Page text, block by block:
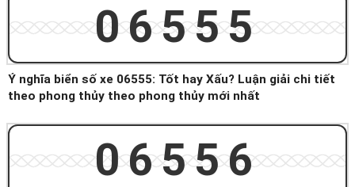
06555
Ý nghĩa biển số xe 06555: Tốt hay Xấu? Luận giải chi tiết
theo phong thủy theo phong thủy mới nhất
06556